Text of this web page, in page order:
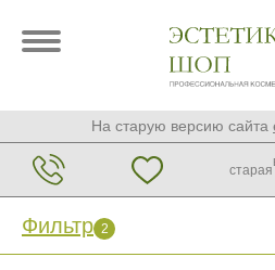
На старую версию сайта
старая
Фильтр 2
Фильтр 2 Сброс